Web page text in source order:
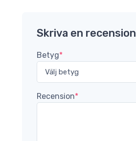
Skriva en recension
Betyg*
Recension*